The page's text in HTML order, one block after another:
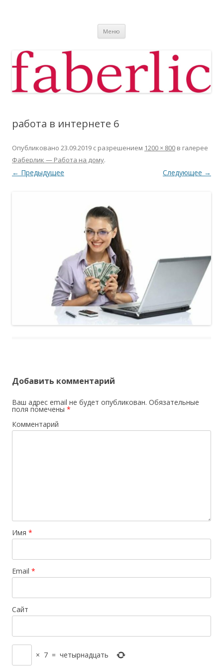
Меню
работа в интернете 6
Опубликовано 23.09.2019 с разрешением 1200 × 800 в галерее
Фаберлик — Работа на дому.
← Предыдущее Следующее →
Добавить комментарий
Ваш адрес email не будет опубликован. Обязательные
поля помечены *
Комментарий
Имя *
Email *
Сайт
× 7 = четырнадцать